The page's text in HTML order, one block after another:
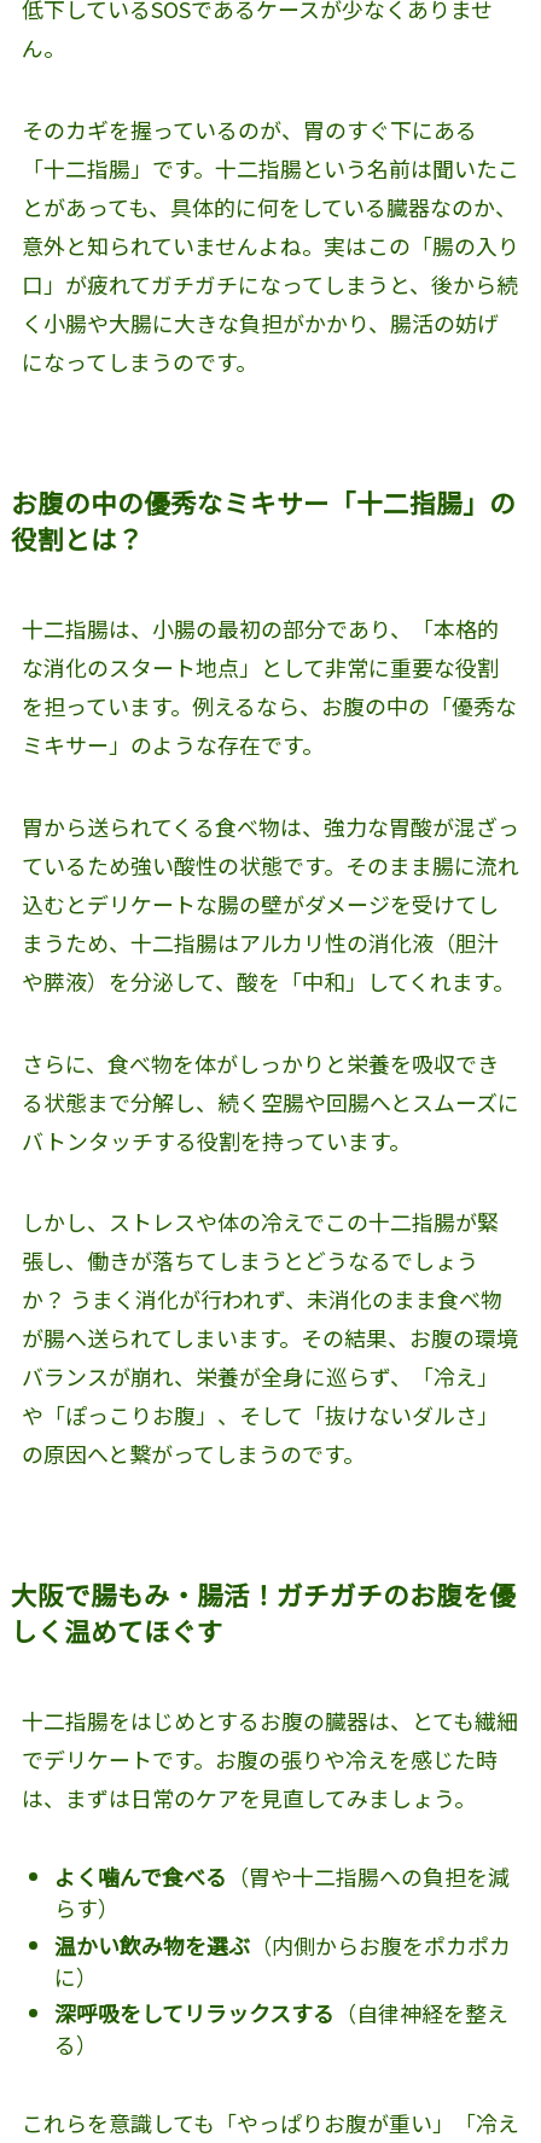
低下しているSOSであるケースが少なくありませ
ん。
そのカギを握っているのが、胃のすぐ下にある
「十二指腸」です。十二指腸という名前は聞いたこ
とがあっても、具体的に何をしている臓器なのか、
意外と知られていませんよね。実はこの「腸の入り
口」が疲れてガチガチになってしまうと、後から続
く小腸や大腸に大きな負担がかかり、腸活の妨げ
になってしまうのです。
お腹の中の優秀なミキサー「十二指腸」の
役割とは？
十二指腸は、小腸の最初の部分であり、「本格的
な消化のスタート地点」として非常に重要な役割
を担っています。例えるなら、お腹の中の「優秀な
ミキサー」のような存在です。
胃から送られてくる食べ物は、強力な胃酸が混ざっ
ているため強い酸性の状態です。そのまま腸に流れ
込むとデリケートな腸の壁がダメージを受けてし
まうため、十二指腸はアルカリ性の消化液（胆汁
や膵液）を分泌して、酸を「中和」してくれます。
さらに、食べ物を体がしっかりと栄養を吸収でき
る状態まで分解し、続く空腸や回腸へとスムーズに
バトンタッチする役割を持っています。
しかし、ストレスや体の冷えでこの十二指腸が緊
張し、働きが落ちてしまうとどうなるでしょう
か？ うまく消化が行われず、未消化のまま食べ物
が腸へ送られてしまいます。その結果、お腹の環境
バランスが崩れ、栄養が全身に巡らず、「冷え」
や「ぽっこりお腹」、そして「抜けないダルさ」
の原因へと繋がってしまうのです。
大阪で腸もみ・腸活！ガチガチのお腹を優
しく温めてほぐす
十二指腸をはじめとするお腹の臓器は、とても繊細
でデリケートです。お腹の張りや冷えを感じた時
は、まずは日常のケアを見直してみましょう。
よく噛んで食べる （胃や十二指腸への負担を減
らす）
温かい飲み物を選ぶ（内側からお腹をポカポカ
に）
深呼吸をしてリラックスする （自律神経を整え
る）
これらを意識しても「やっぱりお腹が重い」「冷え